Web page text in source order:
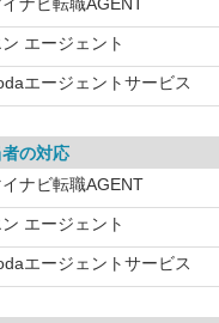
エージェント
エージェントサービス
の対応
イナビ転職AGENT
エージェント
エージェントサービス